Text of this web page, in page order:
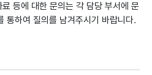
등에 대한 문의는 각 담당 부서에 문
통하여 질의를 남겨주시기 바랍니다.